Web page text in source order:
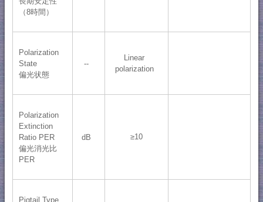
（8時間）
Polarization
State
偏光状態
--
Linear
polarization
Polarization
Extinction
Ratio PER
偏光消光比
PER
dB ≥10
Pigtail Type